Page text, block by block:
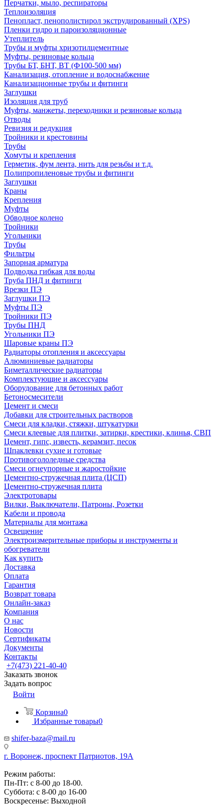
Перчатки, мыло, респираторы
Теплоизоляция
Пенопласт, пенополистирол экструдированный (XPS)
Пленки гидро и пароизоляционные
Утеплитель
Трубы и муфты хризотилцементные
Муфты, резиновые кольца
Трубы БТ, БНТ, ВТ (Ф100-500 мм)
Канализация, отопление и водоснабжение
Канализационные трубы и фитинги
Заглушки
Изоляция для труб
Муфты, манжеты, переходники и резиновые кольца
Отводы
Ревизия и редукция
Тройники и крестовины
Трубы
Хомуты и крепления
Герметик, фум лента, нить для резьбы и т.д.
Полипропиленовые трубы и фитинги
Заглушки
Краны
Крепления
Муфты
Обводное колено
Тройники
Угольники
Трубы
Фильтры
Запорная арматура
Подводка гибкая для воды
Труба ПНД и фитинги
Врезки ПЭ
Заглушки ПЭ
Муфты ПЭ
Тройники ПЭ
Трубы ПНД
Угольники ПЭ
Шаровые краны ПЭ
Радиаторы отопления и аксессуары
Алюминиевые радиаторы
Биметаллические радиаторы
Комплектующие и аксессуары
Оборудование для бетонных работ
Бетоносмесители
Цемент и смеси
Добавки для строительных растворов
Смеси для кладки, стяжки, штукатурки
Смеси клеевые для плитки, затирки, крестики, клинья, СВП
Цемент, гипс, известь, керамзит, песок
Шпаклевки сухие и готовые
Противогололедные средства
Смеси огнеупорные и жаростойкие
Цементно-стружечная плита (ЦСП)
Цементно-стружечная плита
Электротовары
Вилки, Выключатели, Патроны, Розетки
Кабели и провода
Материалы для монтажа
Освещение
Электроизмерительные приборы и инструменты и
обогреватели
Как купить
Доставка
Оплата
Гарантия
Возврат товара
Онлайн-заказ
Компания
О нас
Новости
Сертификаты
Документы
Контакты
+7(473) 221-40-40
Заказать звонок
Задать вопрос
Войти
Корзина0
Избранные товары0
shifer-baza@mail.ru
г. Воронеж, проспект Патриотов, 19А
Режим работы:
Пн-Пт: с 8-00 до 18-00.
Суббота: с 8-00 до 16-00
Воскресенье: Выходной